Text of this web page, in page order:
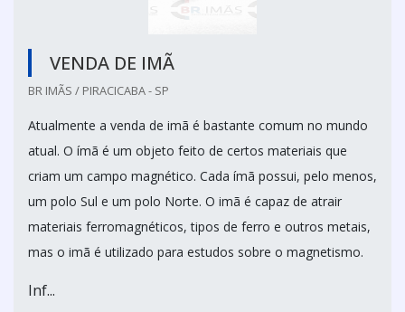
VENDA DE IMÃ
BR IMÃS / PIRACICABA - SP
Atualmente a venda de imã é bastante comum no mundo
atual. O ímã é um objeto feito de certos materiais que
criam um campo magnético. Cada ímã possui, pelo menos,
um polo Sul e um polo Norte. O imã é capaz de atrair
materiais ferromagnéticos, tipos de ferro e outros metais,
mas o imã é utilizado para estudos sobre o magnetismo.
Inf...